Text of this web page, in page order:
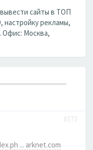
сайты в ТОП
настройку рекламы,
Офис: Москва,
#373
... arknet.com